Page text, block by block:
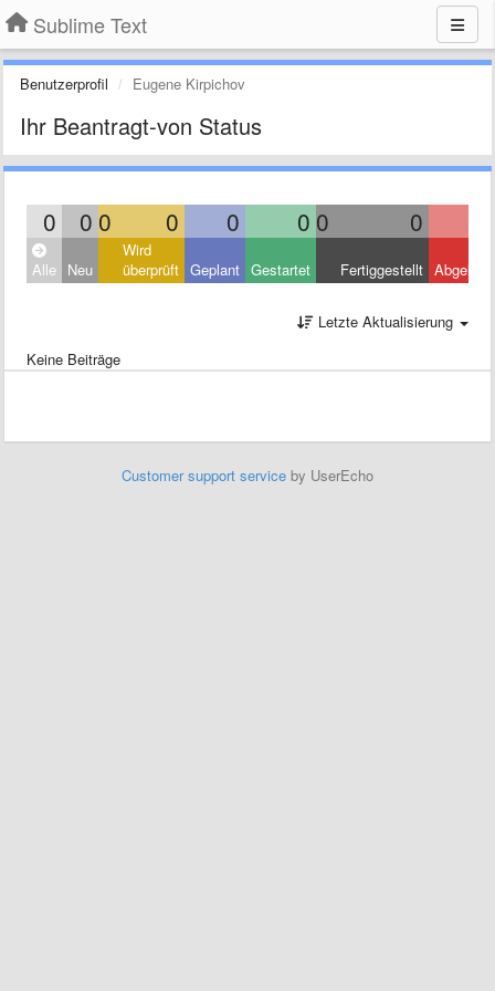
Sublime Text
Benutzerprofil Eugene Kirpichov
Ihr Beantragt-von Status
0 0 0 0 0 0 0 0
Alle Neu
Wird
überprüft Geplant Gestartet Fertiggestellt
Letzte Aktualisierung
Keine Beiträge
Customer support service by UserEcho